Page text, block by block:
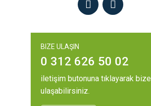
BIZE ULAŞIN
0 312 626 50 02
iletişim butonuna tıklayarak bize
ulaşabilirsiniz.